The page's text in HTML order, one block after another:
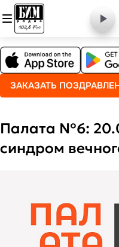
ЗАКАЗАТЬ
Палата №6:
синдром